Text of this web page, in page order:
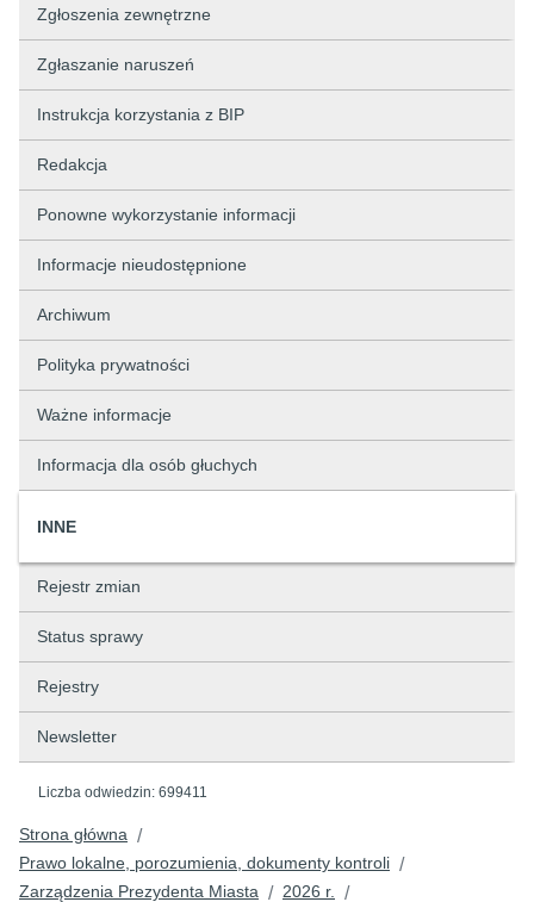
Zgłoszenia zewnętrzne
Zgłaszanie naruszeń
Instrukcja korzystania z BIP
Redakcja
Ponowne wykorzystanie informacji
Informacje nieudostępnione
Archiwum
Polityka prywatności
Ważne informacje
Informacja dla osób głuchych
INNE
Rejestr zmian
Status sprawy
Rejestry
Newsletter
Liczba odwiedzin: 699411
Strona główna /
Prawo lokalne, porozumienia, dokumenty kontroli /
Zarządzenia Prezydenta Miasta / 2026 r. /